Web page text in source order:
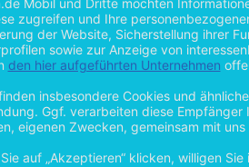
auf Web Services am